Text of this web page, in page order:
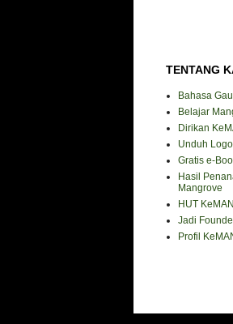
TENTANG
Bahasa
Belajar
Dirikan
Unduh
Gratis e-
Hasil
Mangrove
HUT
Jadi
Profil